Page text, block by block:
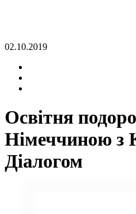
02.10.2019
Освітня
Німеччиною з
Діалогом